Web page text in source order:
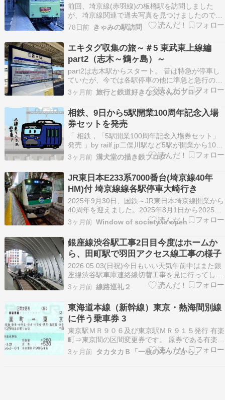
前回、埼京線(赤羽線)の板橋駅を訪問しました
が、埼京線関連で過去写真を見つけましたのでア
ップします。埼京線は、1985(昭和60)年9月30日
の東北本線支線新規開業と川越線電化開業と同時
に、池袋～(赤羽線)～赤羽～(東北本線支線)～大
宮～(川越線)～川越の直通運転が開始されまし…
78日前 きゃみの駅訪問
エキタグ収集の旅～＃5 東武東上線編
part2（志木～鶴ヶ島）～
part2は志木駅からスタート。 昔は特急が停車し
ていたが、今では各駅停車の他に準急と急行のみ
の停車。 柳瀬川駅の川越方面には、駅名の由来
となった柳瀬川が流れています。 通過列車に乗車
してたら、一瞬で見逃してしまうほどの地味な川
です。 和光市からは他社線の車両も乗り入れ…
3ヶ月前 旅行と鉄道好きな父さんのブログ
相鉄、9日から5駅開業100周年記念入場
券セットを発売
「 相鉄，「5駅開業100周年記念入場券セット」
発売 」by railf.jp二俣川駅など5駅が開業から100
周年になるのを記念して5月9日から「5駅開業
100周年記念入場券セット」（1セット800円）を
数量限定で販売するそうです。相鉄の元になった
神中鉄道の厚木-二俣川間開業にあ…
3ヶ月前 溝犬堂の描き鉄ブログ
JR東日本E233系7000番台(埼京線40年
HM)付 埼京線線各駅停車大崎行き
2025年9月30日、国鉄～JR東日本埼京線開業から
40周年を迎えました。2025年8月1日から2025年
9月末頃まで開業40周年HM付きの電車が走ってい
ました。ハエ117編成。前面。2025年9月30日か
らはHM付きのままラッピング化され、2026年2
月まで走ったようです。埼京…
3ヶ月前 Window of society is open
銀座線渋谷駅工事2日目今度はホームか
ら、田町駅で羽田アクセス線工事の様子
2026.05.03(日祝)今日もいい天気午前中はまた銀
座線渋谷駅車庫連絡線切替工事を見に行ってしま
いました昨日はヒカリエの上から見学でしたがホ
ームからも見えるらしい（改札外からは不可）
【銀座線渋谷駅】線路はすでに切り替わっていま
す、信号系統の調整中？M字屋根の下、アートの
ような…
3ヶ月前 線路巡礼２
東海道本線（新幹線）東京・熱海間別線
に伴う乗車券 3
東京駅ＭＲ９０６及び東京駅ＭＲ９１５発行 有楽
町⇒東京間の区間変更券です。 原券である有楽町
⇒東日本会社線５３０区間の金額式乗車券を次の
経由に区間（経路）変更しています。 経由：東
3ヶ月前 タカタカＢ「一枚のキップから」